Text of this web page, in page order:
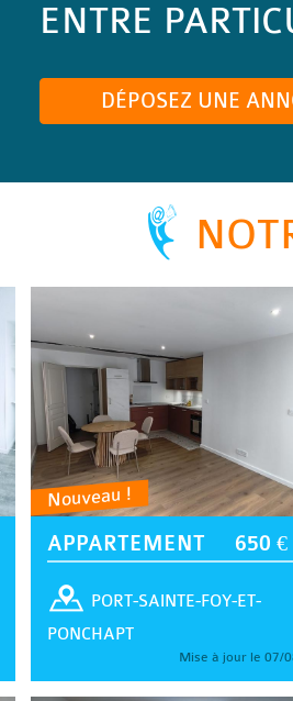
ENTRE
DÉPOSEZ UNE
Nouveau !
APPARTEMENT 650 €
PORT-SAINTE-FOY-ET-
PONCHAPT
Mise à jour le 07/